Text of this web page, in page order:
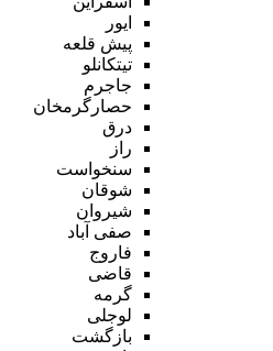
ایور
پیش قلعه
تیتکانلو
جاجرم
حصارگرمخان
درق
راز
سنخواست
شوقان
شیروان
صفی آباد
فاروج
قاضی
گرمه
لوجلی
بازگشت